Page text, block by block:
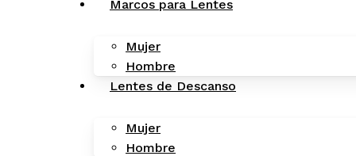
Marcos para Lentes
Mujer
Hombre
Lentes de Descanso
Mujer
Hombre